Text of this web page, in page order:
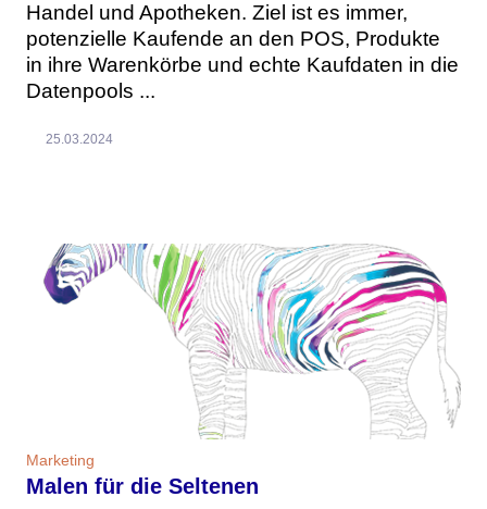
Handel und Apotheken. Ziel ist es immer,
potenzielle Kaufende an den POS, Produkte
in ihre Warenkörbe und echte Kaufdaten in die
Datenpools ...
25.03.2024
Marketing
Malen für die Seltenen